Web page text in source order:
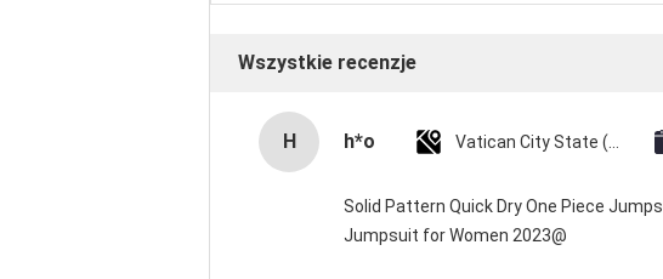
Wszystkie recenzje
H h*o
Solid Pattern Quick Dry One Piece
Jumpsuit for Women 2023@